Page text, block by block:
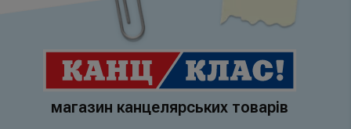
магазин канцелярських товарів